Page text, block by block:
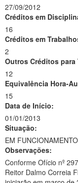
27/09/2012
Créditos em
16
Créditos em
2
Outros Créditos
12
Equivalência Hora-
15
Data de Início:
01/01/2013
Situação:
EM FUNCIONAMENTO
Observações:
Conforme Ofício nº
Reitor Dalmo Correia